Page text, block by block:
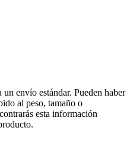
envío estándar. Pueden haber
al peso, tamaño o
esta información